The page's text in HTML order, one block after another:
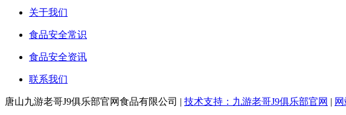
关于我们
食品安全常识
食品安全资讯
联系我们
唐山九游老哥J9俱乐部官网食品有限公司 | 技术支持：九游老哥J9俱乐部官网 |